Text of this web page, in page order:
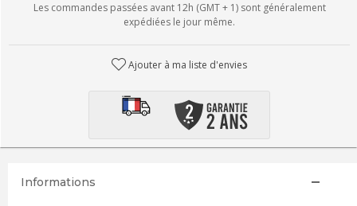
Les commandes passées avant 12h (GMT + 1) sont généralement
expédiées le jour même.
Ajouter à ma liste d'envies
Informations